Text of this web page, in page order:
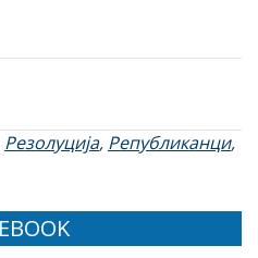
Резолуција, Републиканци,